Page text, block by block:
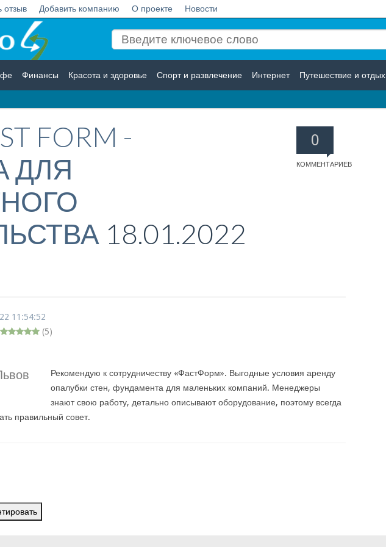
отзыв Добавить компанию О проекте Новости
Финансы Красота и здоровье Спорт и развлечение Интернет Путешествие и отдых
0
КОММЕНТАРИЕВ
FORM -
ДЛЯ
18.01.2022
11:54:52
(5)
Рекомендую к сотрудничеству «ФастФорм». Выгодные условия аренду
опалубки стен, фундамента для маленьких компаний. Менеджеры
знают свою работу, детально описывают оборудование, поэтому всегда
правильный совет.